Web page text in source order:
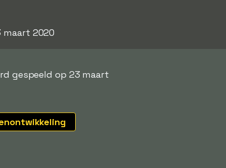
maart 2020
gespeeld op 23 maart